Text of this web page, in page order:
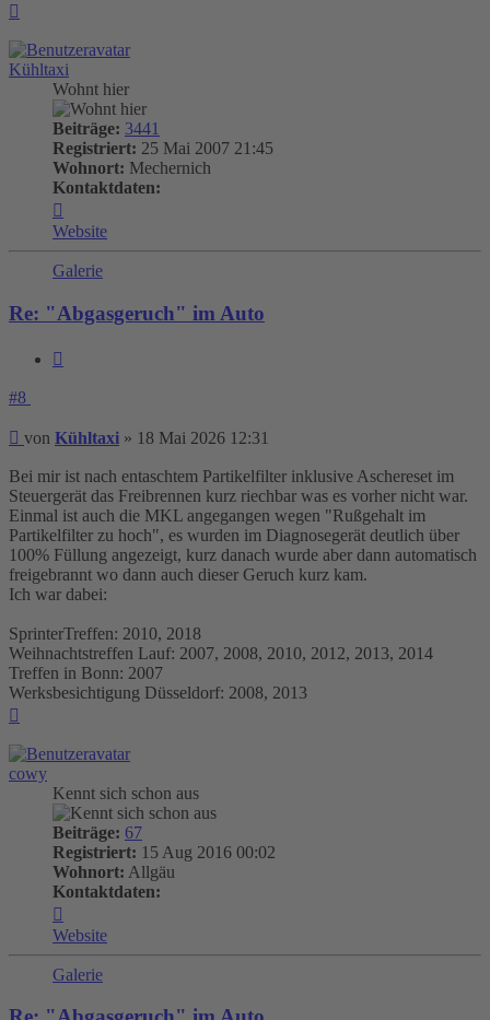
Kühltaxi
Wohnt hier
Beiträge: 3441
Registriert: 25 Mai 2007 21:45
Wohnort: Mechernich
Kontaktdaten:
von
Kühltaxi
Website
Galerie
Re: "Abgasgeruch" im Auto
#8
Beitrag
von Kühltaxi » 18 Mai 2026 12:31
Bei mir ist nach entaschtem Partikelfilter inklusive Aschereset im
Steuergerät das Freibrennen kurz riechbar was es vorher nicht war.
Einmal ist auch die MKL angegangen wegen "Rußgehalt im
Partikelfilter zu hoch", es wurden im Diagnosegerät deutlich über
100% Füllung angezeigt, kurz danach wurde aber dann automatisch
freigebrannt wo dann auch dieser Geruch kurz kam.
Ich war dabei:
SprinterTreffen: 2010, 2018
Weihnachtstreffen Lauf: 2007, 2008, 2010, 2012, 2013, 2014
Treffen in Bonn: 2007
Werksbesichtigung Düsseldorf: 2008, 2013
cowy
Kennt sich schon aus
Beiträge: 67
Registriert: 15 Aug 2016 00:02
Wohnort: Allgäu
Kontaktdaten:
von
cowy
Website
Galerie